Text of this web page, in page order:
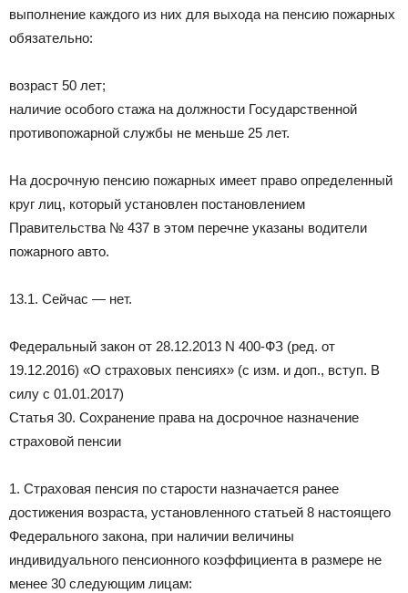
выполнение каждого из них для выхода на пенсию пожарных
обязательно:
возраст 50 лет;
наличие особого стажа на должности Государственной
противопожарной службы не меньше 25 лет.
На досрочную пенсию пожарных имеет право определенный
круг лиц, который установлен постановлением
Правительства № 437 в этом перечне указаны водители
пожарного авто.
13.1. Сейчас — нет.
Федеральный закон от 28.12.2013 N 400-ФЗ (ред. от
19.12.2016) «О страховых пенсиях» (с изм. и доп., вступ. В
силу с 01.01.2017)
Статья 30. Сохранение права на досрочное назначение
страховой пенсии
1. Страховая пенсия по старости назначается ранее
достижения возраста, установленного статьей 8 настоящего
Федерального закона, при наличии величины
индивидуального пенсионного коэффициента в размере не
менее 30 следующим лицам: